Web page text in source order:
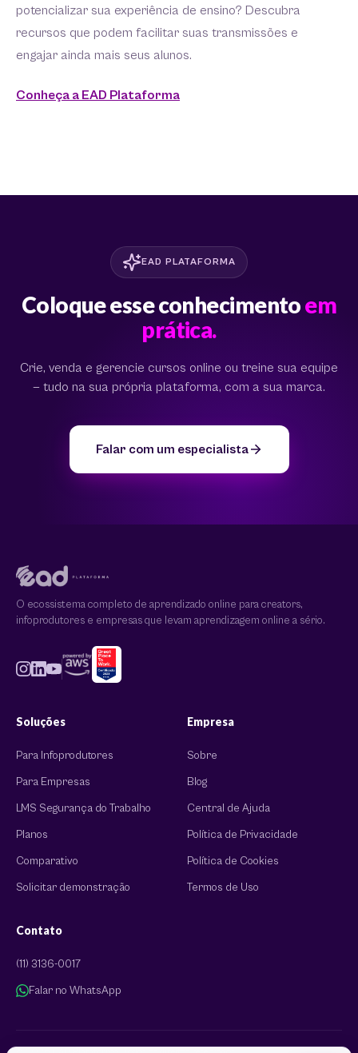
potencializar sua experiência de ensino? Descubra
recursos que podem facilitar suas transmissões e
engajar ainda mais seus alunos.
Conheça a EAD Plataforma
EAD PLATAFORMA
Coloque esse conhecimentoem
prática.
Crie, venda e gerencie cursos online ou treine sua equipe
— tudo na sua própria plataforma, com a sua marca.
Falar com um especialista
O ecossistema completo de aprendizado online para creators,
infoprodutores e empresas que levam aprendizagem online a sério.
Soluções
Para Infoprodutores
Para Empresas
LMS Segurança do Trabalho
Planos
Comparativo
Solicitar demonstração
Empresa
Sobre
Blog
Central de Ajuda
Política de Privacidade
Política de Cookies
Termos de Uso
Contato
(11) 3136-0017
Falar no WhatsApp